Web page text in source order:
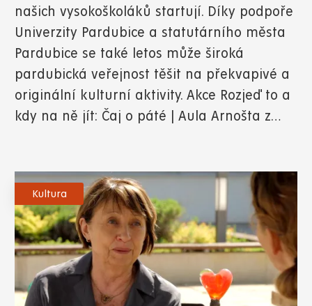
našich vysokoškoláků startují. Díky podpoře
Univerzity Pardubice a statutárního města
Pardubice se také letos může široká
pardubická veřejnost těšit na překvapivé a
originální kulturní aktivity. Akce Rozjeď to a
kdy na ně jít: Čaj o páté | Aula Arnošta z…
Kultura